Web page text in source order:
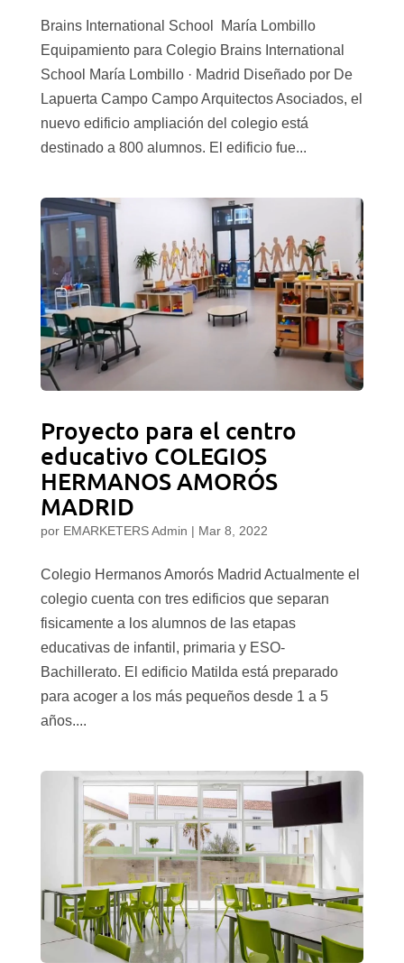
Brains International School María Lombillo
Equipamiento para Colegio Brains International
School María Lombillo · Madrid Diseñado por De
Lapuerta Campo Campo Arquitectos Asociados, el
nuevo edificio ampliación del colegio está
destinado a 800 alumnos. El edificio fue...
Proyecto para el centro
educativo COLEGIOS
HERMANOS AMORÓS
MADRID
por EMARKETERS Admin | Mar 8, 2022
Colegio Hermanos Amorós Madrid Actualmente el
colegio cuenta con tres edificios que separan
fisicamente a los alumnos de las etapas
educativas de infantil, primaria y ESO-
Bachillerato. El edificio Matilda está preparado
para acoger a los más pequeños desde 1 a 5
años....